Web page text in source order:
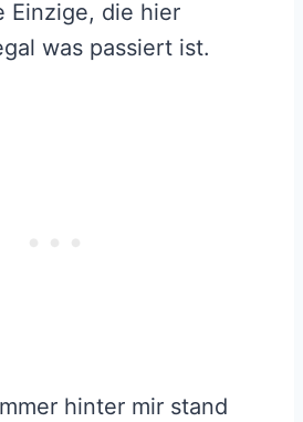
Einzige, die hier
was passiert ist.
hinter mir stand